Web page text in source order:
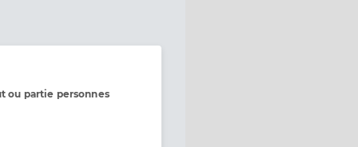
ou partie personnes